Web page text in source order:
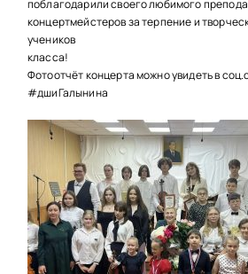
поблагодарили своего любимого
концертмейстеров за терпение и
учеников
класса!
Фотоотчёт концерта можно увидеть в
#дшиГалынина